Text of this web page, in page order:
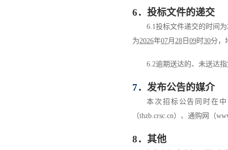
6． 投标文件的递交
6.1投标文件递交的时间为
为2026年07月 28 日 09时30分，
6.2逾期送达的、未送达
7． 发布公告的媒介
本次招标公告同时在
（thzb.crsc.cn） 、通购网 （
8．其他